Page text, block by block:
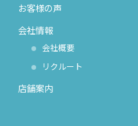
お客様の声
会社情報
会社概要
リクルート
店舗案内